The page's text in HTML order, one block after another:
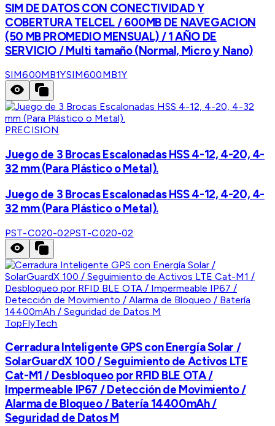
SIM DE DATOS CON CONECTIVIDAD Y
COBERTURA TELCEL / 600MB DE NAVEGACION
(50 MB PROMEDIO MENSUAL) / 1 AÑO DE
SERVICIO / Multi tamaño (Normal, Micro y Nano)
SIM600MB1YSIM600MB1Y
PRECISION
Juego de 3 Brocas Escalonadas HSS 4-12, 4-20, 4-
32 mm (Para Plástico o Metal).
Juego de 3 Brocas Escalonadas HSS 4-12, 4-20, 4-
32 mm (Para Plástico o Metal).
PST-C020-02PST-C020-02
TopFlyTech
Cerradura Inteligente GPS con Energía Solar /
SolarGuardX 100 / Seguimiento de Activos LTE
Cat-M1 / Desbloqueo por RFID BLE OTA /
Impermeable IP67 / Detección de Movimiento /
Alarma de Bloqueo / Batería 14400mAh /
Seguridad de Datos M